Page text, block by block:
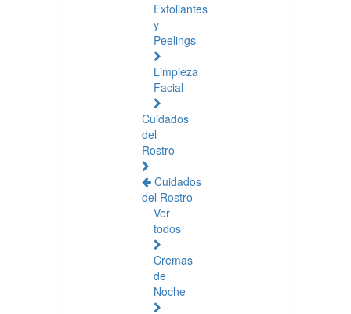
Exfoliantes
y
Peelings
Limpieza
Facial
Cuidados
del
Rostro
Cuidados
del Rostro
Ver
todos
Cremas
de
Noche